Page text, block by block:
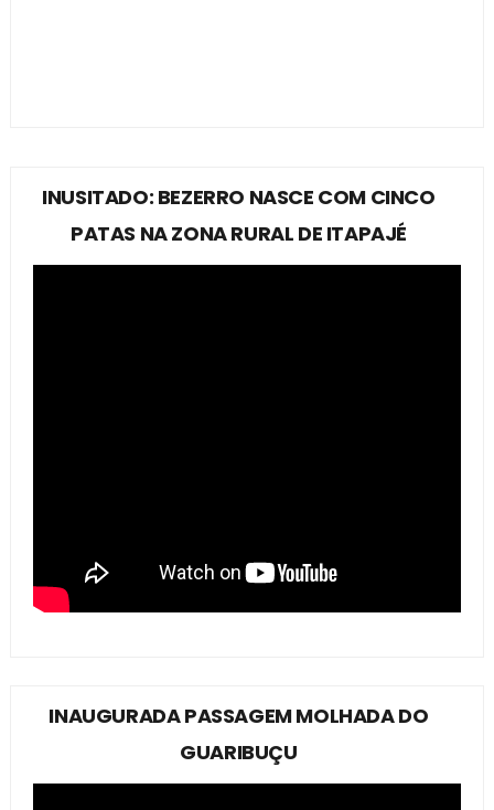
INUSITADO: BEZERRO NASCE COM CINCO
PATAS NA ZONA RURAL DE ITAPAJÉ
INAUGURADA PASSAGEM MOLHADA DO
GUARIBUÇU